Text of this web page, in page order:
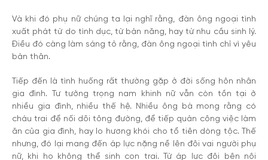
Và khi đó phụ nữ chúng ta lại nghĩ rằng, đàn ông ngoại tình
xuất phát từ do tình dục, từ bản năng, hay từ nhu cầu sinh lý.
Điều đó càng làm sáng tỏ rằng, đàn ông ngoại tình chỉ vì yêu
bản thân.
Tiếp đến là tình huống rất thường gặp ở đời sống hôn nhân
gia đình. Tư tưởng trọng nam khinh nữ vẫn còn tồn tại ở
nhiều gia đình, nhiều thế hệ. Nhiều ông bà mong rằng có
cháu trai để nối dõi tông đường, để tiếp quản công việc làm
ăn của gia đình, hay lo hương khói cho tổ tiên dòng tộc. Thế
nhưng, đó lại mang đến áp lực nặng nề lên đôi vai người phụ
nữ, khi họ không thể sinh con trai. Từ áp lực đôi bên nội